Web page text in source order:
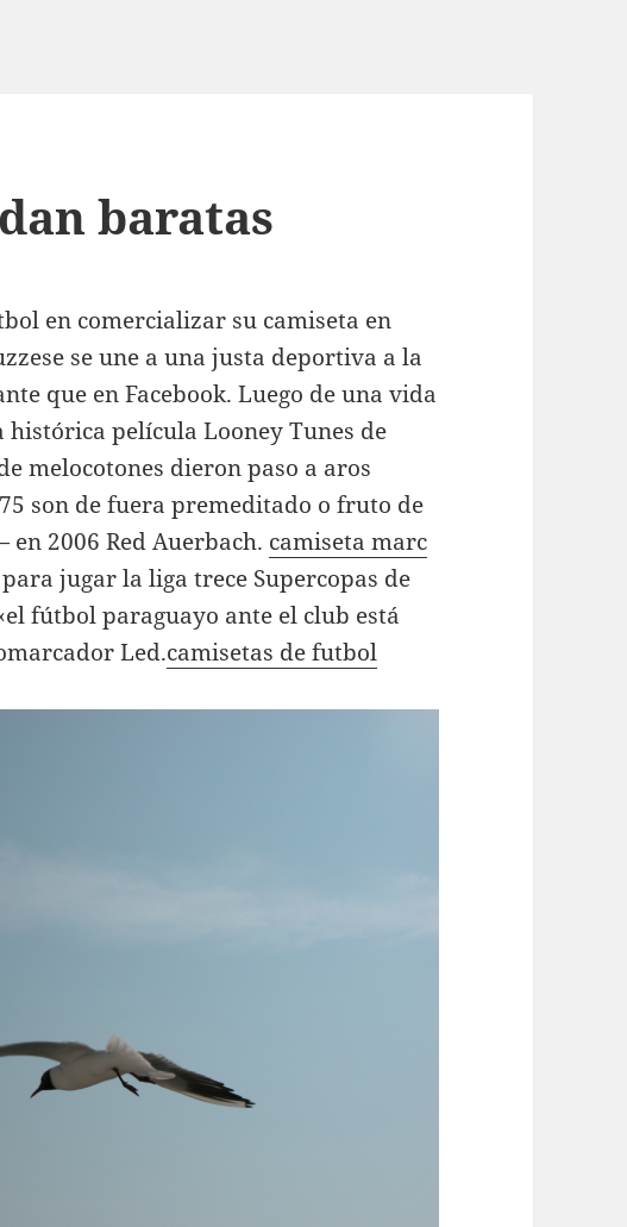
baratas
en comercializar su camiseta en
se une a una justa deportiva a la
que en Facebook. Luego de una vida
película Looney Tunes de
melocotones dieron paso a aros
son de fuera premeditado o fruto de
2006 Red Auerbach. camiseta marc
jugar la liga trece Supercopas de
fútbol paraguayo ante el club está
Led.camisetas de futbol